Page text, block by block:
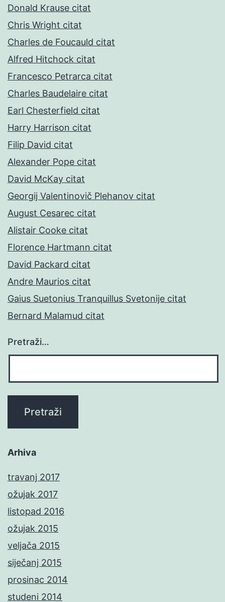
Donald Krause citat
Chris Wright citat
Charles de Foucauld citat
Alfred Hitchock citat
Francesco Petrarca citat
Charles Baudelaire citat
Earl Chesterfield citat
Harry Harrison citat
Filip David citat
Alexander Pope citat
David McKay citat
Georgij Valentinovič Plehanov citat
August Cesarec citat
Alistair Cooke citat
Florence Hartmann citat
David Packard citat
Andre Maurios citat
Gaius Suetonius Tranquillus Svetonije citat
Bernard Malamud citat
Pretraži…
Arhiva
travanj 2017
ožujak 2017
listopad 2016
ožujak 2015
veljača 2015
siječanj 2015
prosinac 2014
studeni 2014